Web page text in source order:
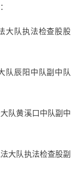
大队执法检查股股
队辰阳中队副中队
队黄溪口中队副中
大队执法检查股副